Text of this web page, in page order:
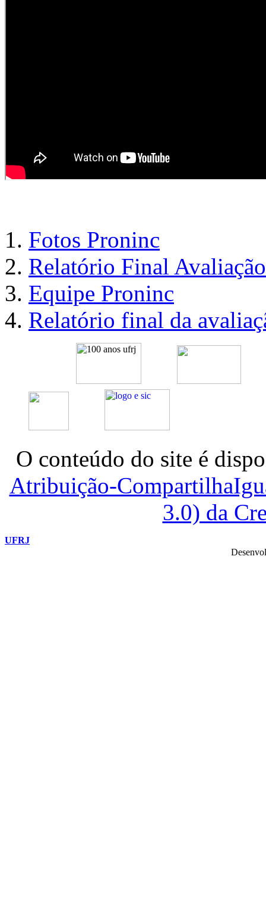
Fotos Proninc
Relatório Final
Equipe Proninc
Relatório final da
O conteúdo do site é
Atribuição-
3.0) da
UFRJ